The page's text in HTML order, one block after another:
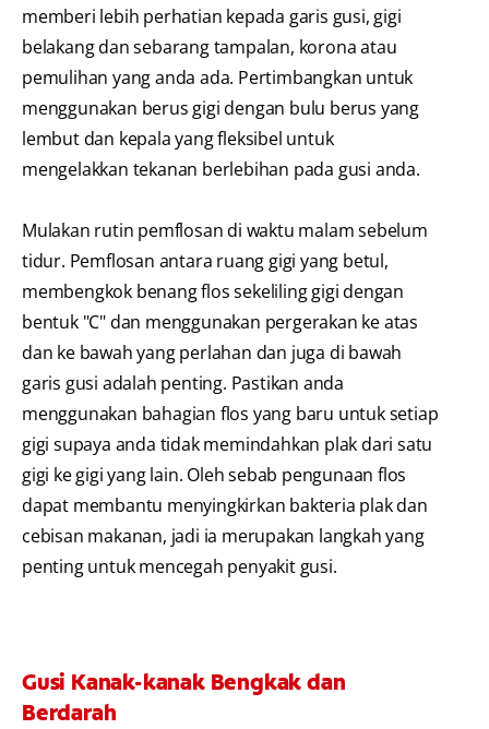
memberi lebih perhatian kepada garis gusi, gigi
belakang dan sebarang tampalan, korona atau
pemulihan yang anda ada. Pertimbangkan untuk
menggunakan berus gigi dengan bulu berus yang
lembut dan kepala yang fleksibel untuk
mengelakkan tekanan berlebihan pada gusi anda.
Mulakan rutin pemflosan di waktu malam sebelum
tidur. Pemflosan antara ruang gigi yang betul,
membengkok benang flos sekeliling gigi dengan
bentuk "C" dan menggunakan pergerakan ke atas
dan ke bawah yang perlahan dan juga di bawah
garis gusi adalah penting. Pastikan anda
menggunakan bahagian flos yang baru untuk setiap
gigi supaya anda tidak memindahkan plak dari satu
gigi ke gigi yang lain. Oleh sebab pengunaan flos
dapat membantu menyingkirkan bakteria plak dan
cebisan makanan, jadi ia merupakan langkah yang
penting untuk mencegah penyakit gusi.
Gusi Kanak-kanak Bengkak dan
Berdarah